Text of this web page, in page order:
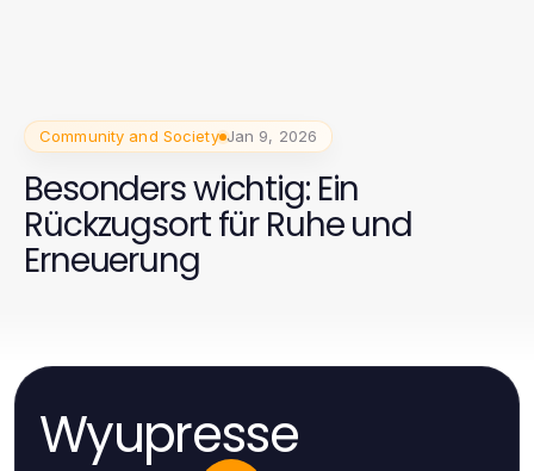
Community and Society Jan 9, 2026
Besonders wichtig: Ein
Rückzugsort für Ruhe und
Erneuerung
Wyupresse